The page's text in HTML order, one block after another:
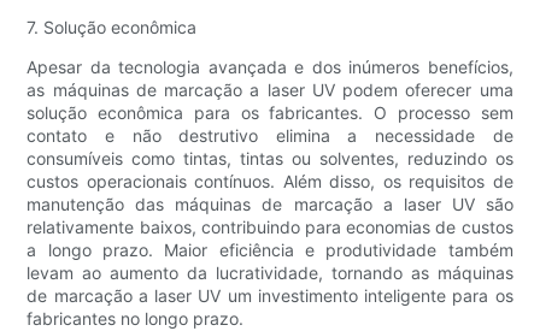
7. Solução econômica
Apesar da tecnologia avançada e dos inúmeros benefícios,
as máquinas de marcação a laser UV podem oferecer uma
solução econômica para os fabricantes. O processo sem
contato e não destrutivo elimina a necessidade de
consumíveis como tintas, tintas ou solventes, reduzindo os
custos operacionais contínuos. Além disso, os requisitos de
manutenção das máquinas de marcação a laser UV são
relativamente baixos, contribuindo para economias de custos
a longo prazo. Maior eficiência e produtividade também
levam ao aumento da lucratividade, tornando as máquinas
de marcação a laser UV um investimento inteligente para os
fabricantes no longo prazo.